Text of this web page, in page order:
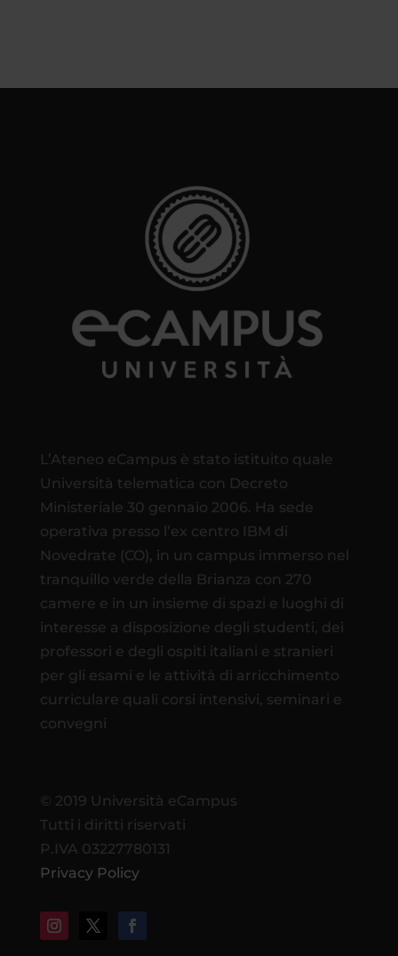
L’Ateneo eCampus è stato istituito quale
Università telematica con Decreto
Ministeriale 30 gennaio 2006. Ha sede
operativa presso l’ex centro IBM di
Novedrate (CO), in un campus immerso nel
tranquillo verde della Brianza con 270
camere e in un insieme di spazi e luoghi di
interesse a disposizione degli studenti, dei
professori e degli ospiti italiani e stranieri
per gli esami e le attività di arricchimento
curriculare quali corsi intensivi, seminari e
convegni
© 2019 Università eCampus
Tutti i diritti riservati
P.IVA 03227780131
Privacy Policy